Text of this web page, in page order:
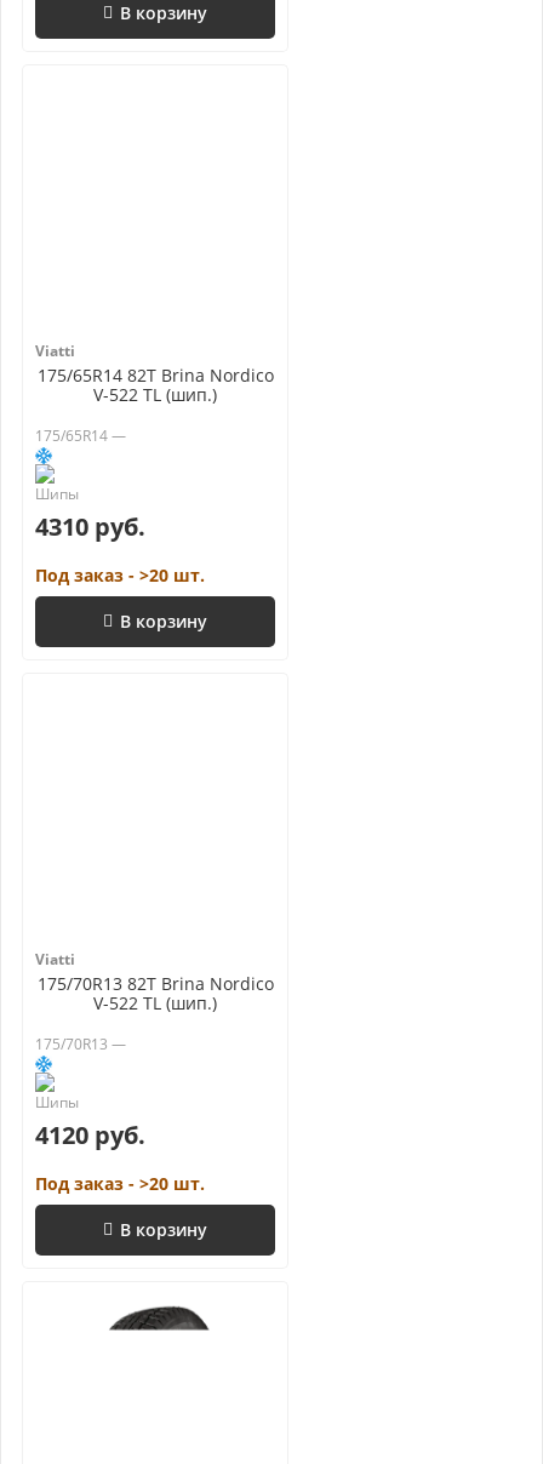
В корзину
Viatti
175/65R14 82T Brina Nordico
V-522 TL (шип.)
175/65R14 —
4310 руб.
Под заказ - >20 шт.
В корзину
Viatti
175/70R13 82T Brina Nordico
V-522 TL (шип.)
175/70R13 —
4120 руб.
Под заказ - >20 шт.
В корзину